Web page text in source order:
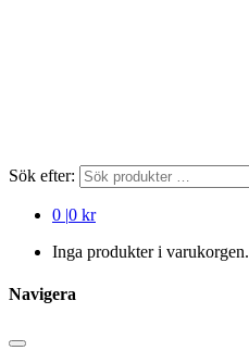
Sök efter:
0 |0 kr
Inga produkter i varukorgen.
Navigera